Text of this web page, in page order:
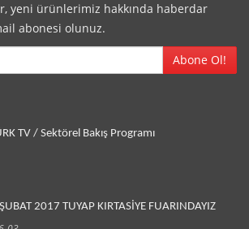
yeni ürünlerimiz hakkında haberdar
abonesi olunuz.
Abone Ol!
TV / Sektörel Bakış Programı
2017 TUYAP KIRTASİYE FUARINDAYIZ